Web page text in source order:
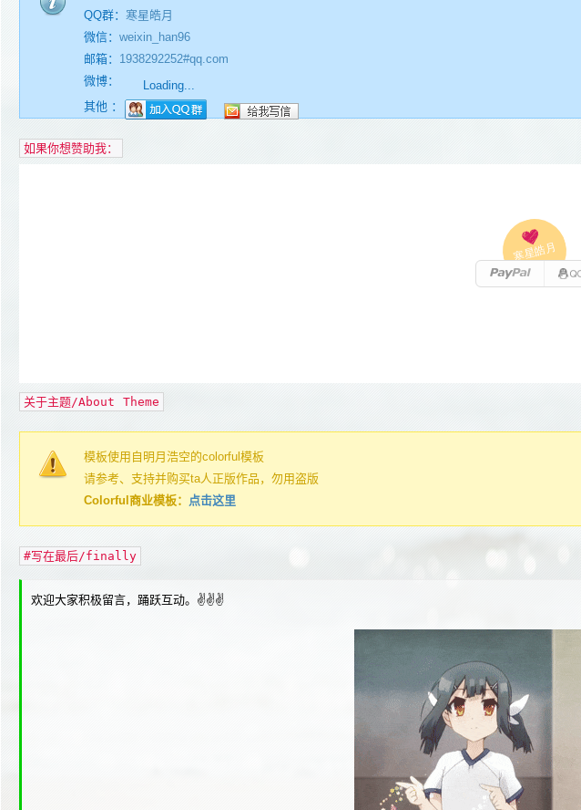
QQ群： 寒星皓月
微信： weixin_han96
邮箱： 1938292252#qq.com
微博：
Loading...
其他 ：
如果你想赞助我：
关于主题/About Theme
模板使用自明月浩空的colorful模板
请参考、支持并购买ta人正版作品，勿用盗版
Colorful商业模板：
点击这里
#写在最后/finally
欢迎大家积极留言，踊跃互动。✌✌✌